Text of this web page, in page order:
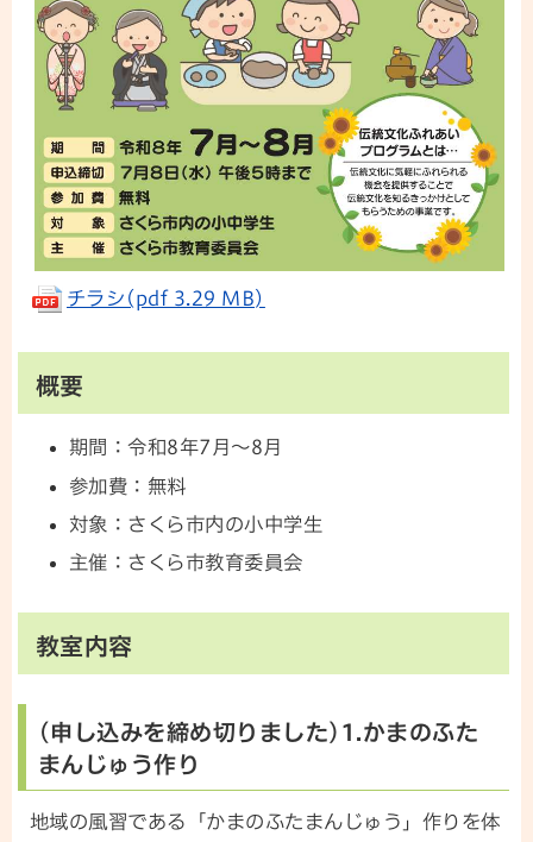
チラシ(pdf 3.29 MB)
概要
期間：令和8年7月～8月
参加費：無料
対象：さくら市内の小中学生
主催：さくら市教育委員会
教室内容
(申し込みを締め切りました)1.かまのふた
まんじゅう作り
地域の風習である「かまのふたまんじゅう」作りを体